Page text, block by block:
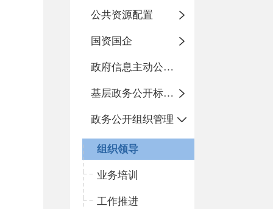
公共资源配置
国资国企
政府信息主动公开基本目录
基层政务公开标准化目录
政务公开组织管理
组织领导
业务培训
工作推进